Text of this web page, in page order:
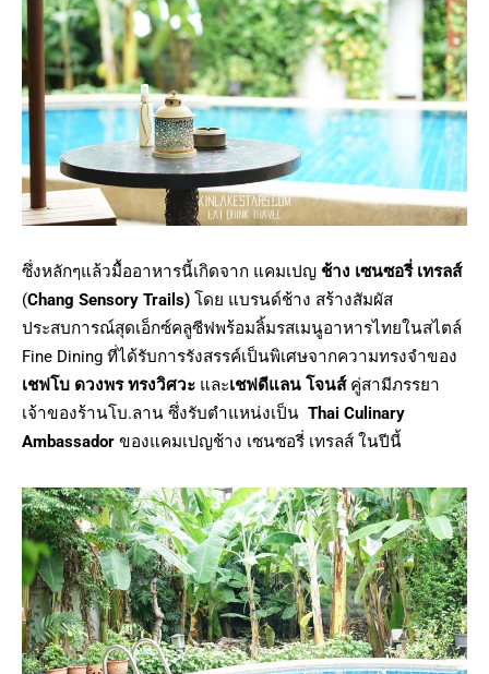
ซึ่งหลักๆแล้วมื้ออาหารนี้เกิดจาก แคมเปญ ช้าง เซนซอรี่ เทรลส์
(Chang Sensory Trails) โดย แบรนด์ช้าง สร้างสัมผัส
ประสบการณ์สุดเอ็กซ์คลูซีฟพร้อมลิ้มรสเมนูอาหารไทยในสไตล์
Fine Dining ที่ได้รับการรังสรรค์เป็นพิเศษจากความทรงจำของ
เชฟโบ ดวงพร ทรงวิศวะ และเชฟดีแลน โจนส์คู่สามีภรรยา
เจ้าของร้านโบ.ลาน ซึ่งรับตำแหน่งเป็น Thai Culinary
Ambassador ของแคมเปญช้าง เซนซอรี่ เทรลส์ ในปีนี้